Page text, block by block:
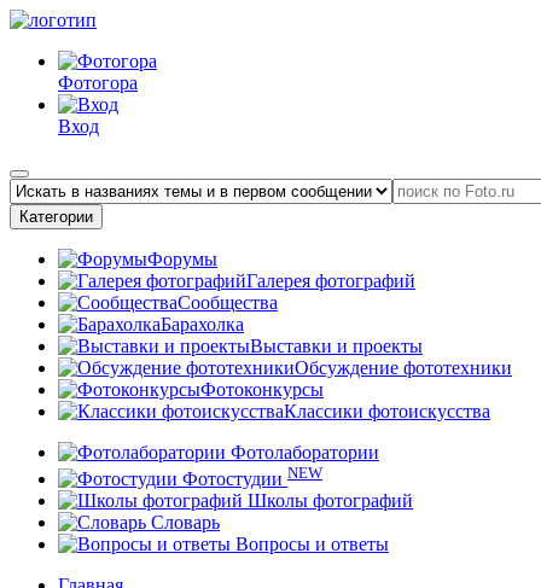
Фотогора
Вход
Категории
Форумы
Галерея фотографий
Сообщества
Барахолка
Выставки и проекты
Обсуждение фототехники
Фотоконкурсы
Классики фотоискусства
Фотолаборатории
Фотостудии NEW
Школы фотографий
Словарь
Вопросы и ответы